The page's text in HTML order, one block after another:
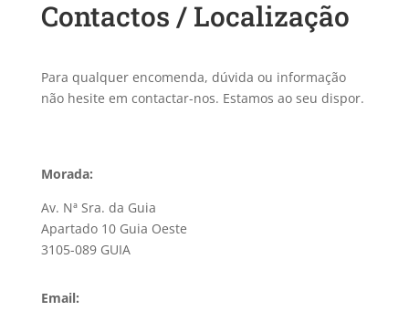
Contactos / Localização
Para qualquer encomenda, dúvida ou informação
não hesite em contactar-nos. Estamos ao seu dispor.
Morada:
Av. Nª Sra. da Guia
Apartado 10 Guia Oeste
3105-089 GUIA
Email: